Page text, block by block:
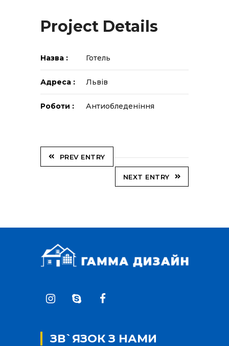
Project Details
Назва : Готель
Адреса : Львів
Роботи : Антиобледеніння
PREV ENTRY
NEXT ENTRY
ЗВ`ЯЗОК З НАМИ